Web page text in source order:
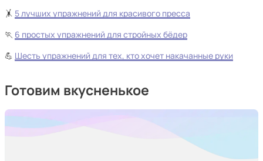
🤸 5 лучших упражнений для красивого пресса
🏃 6 простых упражнений для стройных бёдер
💪 Шесть упражнений для тех, кто хочет накачанные руки
Готовим вкусненькое